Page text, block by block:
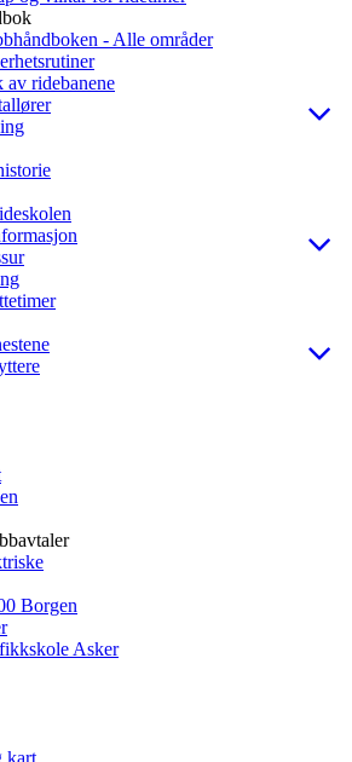
- Alle områder
av ridebanene
Borgen
Asker
kart